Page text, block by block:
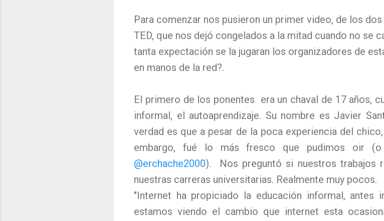
Para comenzar nos pusieron un primer video, de los
TED, que nos dejó congelados a la mitad cuando no se
tanta expectación se la jugaran los organizadores de
en manos de la red?.
El primero de los ponentes era un chaval de 17 años,
informal, el autoaprendizaje. Su nombre es Javier
verdad es que a pesar de la poca experiencia del
embargo, fué lo más fresco que pudimos oir
@erchache2000). Nos preguntó si nuestros trabajos
nuestras carreras universitarias. Realmente muy pocos.
"Internet ha propiciado la educación informal, antes
estamos viendo el cambio que internet esta